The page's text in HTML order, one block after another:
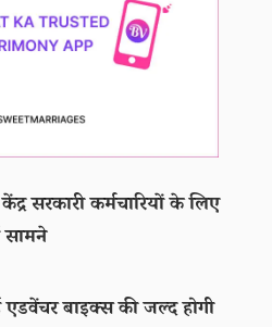
सरकारी कर्मचारियों के लिए
बाइक्स की जल्द होगी